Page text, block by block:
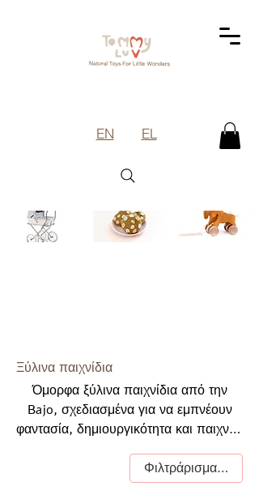
EN EL
Ξύλινα παιχνίδια
Όμορφα ξύλινα παιχνίδια από την
Bajo, σχεδιασμένα για να εμπνέουν
φαντασία, δημιουργικότητα και παιχνίδι
χωρίς όρια. Κατασκευασμένα στην
Πολωνία με προσεγμένο σχεδιασμό,
φυσικά υλικά και διαχρονική ποιότητα.
Φιλτράρισμα και